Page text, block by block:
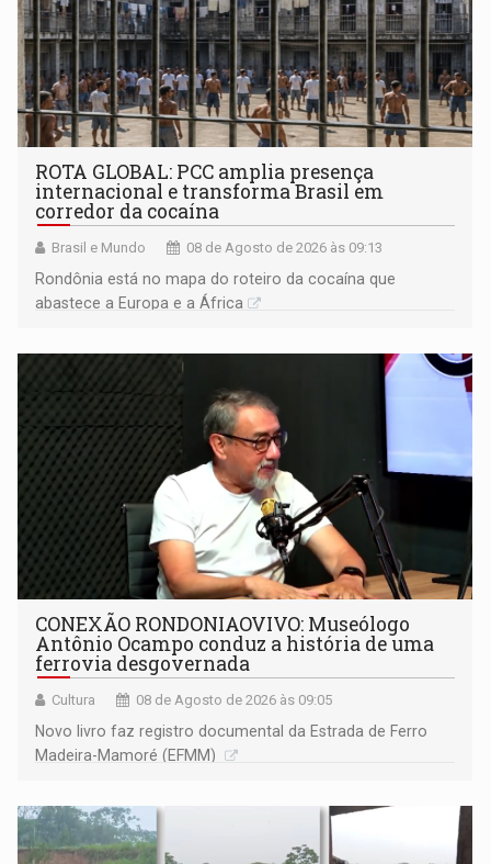
ROTA GLOBAL: PCC amplia presença
internacional e transforma Brasil em
corredor da cocaína
Brasil e Mundo 08 de Agosto de 2026 às 09:13
Rondônia está no mapa do roteiro da cocaína que
abastece a Europa e a África
CONEXÃO RONDONIAOVIVO: Museólogo
Antônio Ocampo conduz a história de uma
ferrovia desgovernada
Cultura 08 de Agosto de 2026 às 09:05
Novo livro faz registro documental da Estrada de Ferro
Madeira-Mamoré (EFMM)